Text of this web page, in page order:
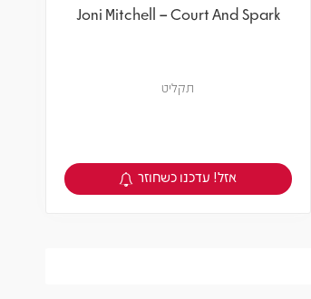
Joni Mitchell – Court And Spark
תקליט
צפיה במוצר
אזל! עדכנו כשחוזר